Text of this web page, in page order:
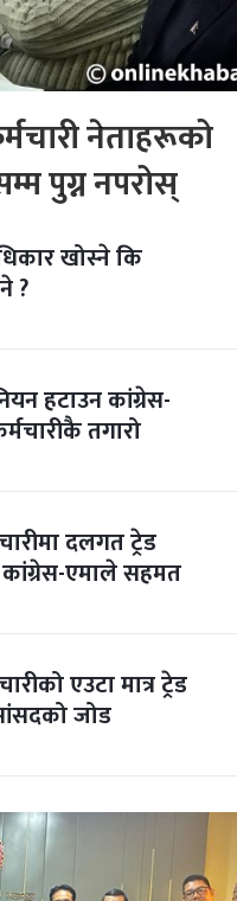
नेताहरूको
पुग्न नपरोस्
खोस्ने कि
?
हटाउन कांग्रेस-
तगारो
दलगत ट्रेड
कांग्रेस-एमाले सहमत
एउटा मात्र ट्रेड
जोड